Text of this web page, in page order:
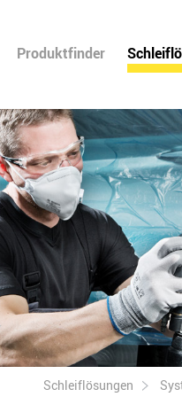
Produktfinder
Schleiflösungen